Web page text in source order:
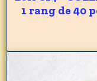
1 rang de 40
du GHANA